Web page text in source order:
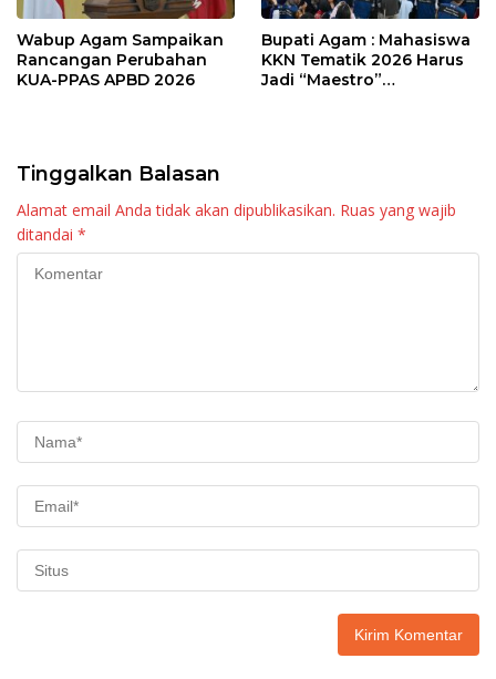
Wabup Agam Sampaikan
Rancangan Perubahan
KUA-PPAS APBD 2026
Bupati Agam : Mahasiswa
KKN Tematik 2026 Harus
Jadi “Maestro”
Tinggalkan Balasan
Alamat email Anda tidak akan dipublikasikan. Ruas yang wajib
ditandai *